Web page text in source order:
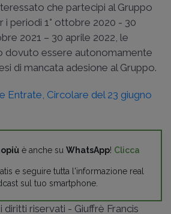
che partecipi al Gruppo
i periodi 1° ottobre 2020 - 30
2021 – 30 aprile 2022, le
dovuto essere autonomamente
di mancata adesione al Gruppo.
Entrate, Circolare del 23 giugno
è anche su WhatsApp! Clicca
e seguire tutta l'informazione real
sul tuo smartphone.
riservati - Giuffrè Francis